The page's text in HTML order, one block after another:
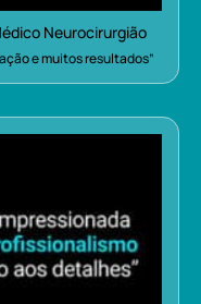
Neurocirurgião
e muitos resultados”